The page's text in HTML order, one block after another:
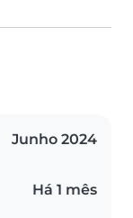
Junho 2024
Há 1 mês